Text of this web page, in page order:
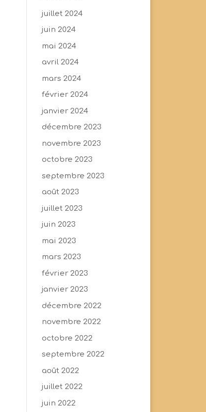
juillet 2024
juin 2024
mai 2024
avril 2024
mars 2024
février 2024
janvier 2024
décembre 2023
novembre 2023
octobre 2023
septembre 2023
août 2023
juillet 2023
juin 2023
mai 2023
mars 2023
février 2023
janvier 2023
décembre 2022
novembre 2022
octobre 2022
septembre 2022
août 2022
juillet 2022
juin 2022